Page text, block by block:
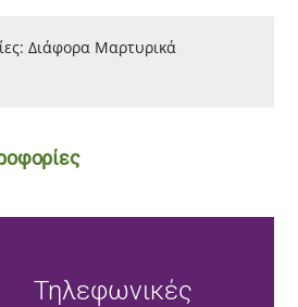
Διάφορα Μαρτυρικά
Τηλεφωνικές